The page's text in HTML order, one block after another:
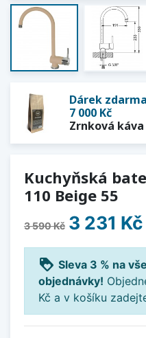
Dárek
7 000 Kč
Zrnková káva
Kuchyňská
110 Beige 55
3 590 Kč 3 231 Kč
loyalty Sleva 3 % na
objednávky!
Kč a v košíku